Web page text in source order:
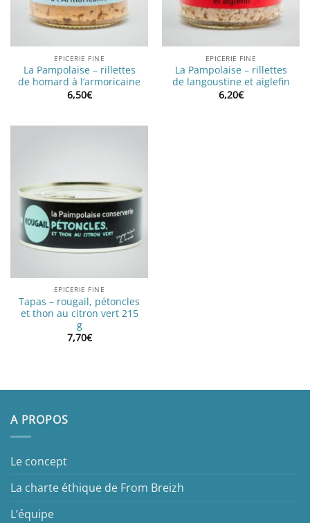
EPICERIE FINE
La Pampolaise – rillettes
de homard à l’armoricaine
6,50€
EPICERIE FINE
La Pampolaise – rillettes
de langoustine et aiglefin
6,20€
EPICERIE FINE
Tapas – rougail, pétoncles
et thon au citron vert 215
g
7,70€
A PROPOS
Le concept
La charte éthique de From Breizh
L’équipe